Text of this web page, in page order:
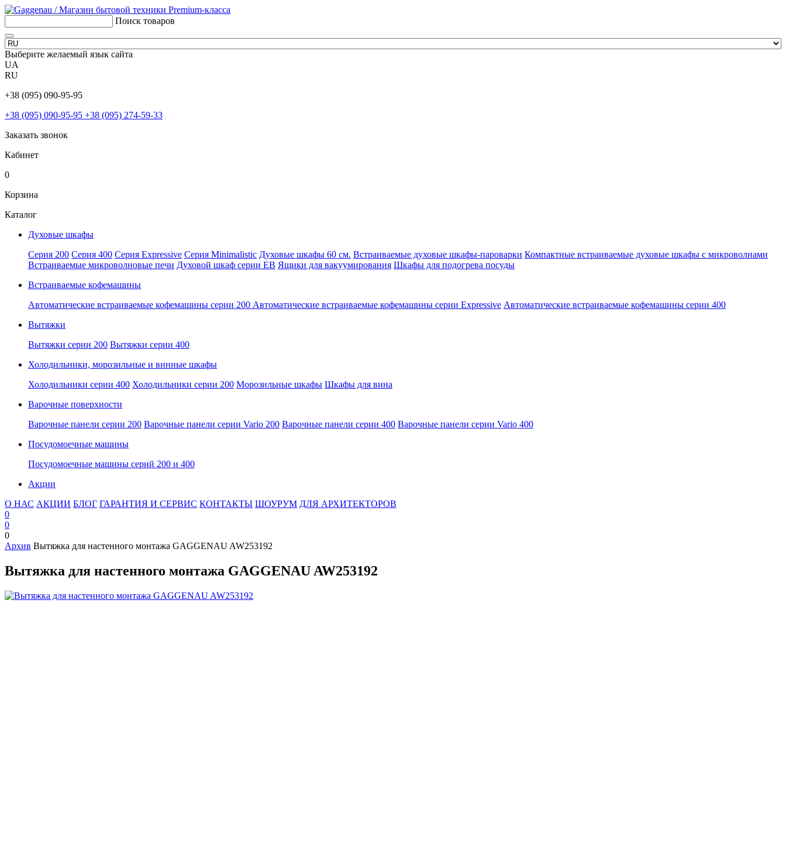
Поиск товаров
Выберите желаемый язык сайта
UA
RU
+38 (095) 090-95-95
+38 (095) 090-95-95 +38 (095) 274-59-33
Заказать звонок
Кабинет
0
Корзина
Каталог
Духовые шкафы
Серия 200 Серия 400 Серия Expressive Серия Minimalistic Духовые шкафы 60 см. Встраиваемые духовые шкафы-пароварки Компактные встраиваемые духовые шкафы с микроволнами
Встраиваемые микроволновые печи Духовой шкаф серии EB Ящики для вакуумирования Шкафы для подогрева посуды
Встраиваемые кофемашины
Автоматические встраиваемые кофемашины серии 200 Автоматические встраиваемые кофемашины серии Expressive Автоматические встраиваемые кофемашины серии 400
Вытяжки
Вытяжки серии 200 Вытяжки серии 400
Холодильники, морозильные и винные шкафы
Холодильники серии 400 Холодильники серии 200 Морозильные шкафы Шкафы для вина
Варочные поверхности
Варочные панели серии 200 Варочные панели серии Vario 200 Варочные панели серии 400 Варочные панели серии Vario 400
Посудомоечные машины
Посудомоечные машины серий 200 и 400
Акции
О НАС АКЦИИ БЛОГ ГАРАНТИЯ И СЕРВИС КОНТАКТЫ ШОУРУМ ДЛЯ АРХИТЕКТОРОВ
0
0
0
Архив Вытяжка для настенного монтажа GAGGENAU AW253192
Вытяжка для настенного монтажа GAGGENAU AW253192